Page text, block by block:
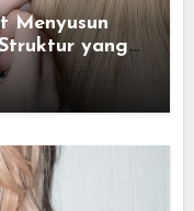
Menyusun
yang